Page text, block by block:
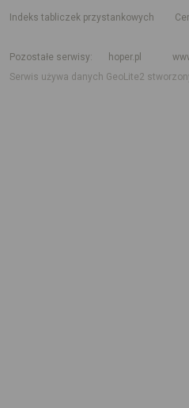
indeks tabliczek przystankowych
Pozostałe serwisy
hoper.pl
Serwis używa danych GeoLite2